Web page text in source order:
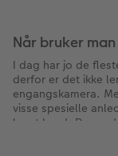
Når bruker
I dag har jo de
derfor er det ikke
engangskamera.
visse spesielle
hvert bord.
vil bli tatt masse
seg over senere.